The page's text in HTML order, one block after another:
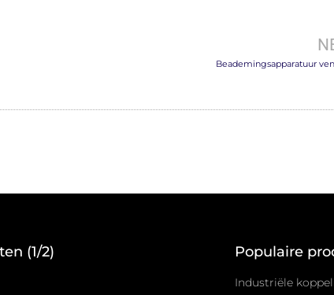
Beademingsapparatuur
(1/2) Populaire
Industriële